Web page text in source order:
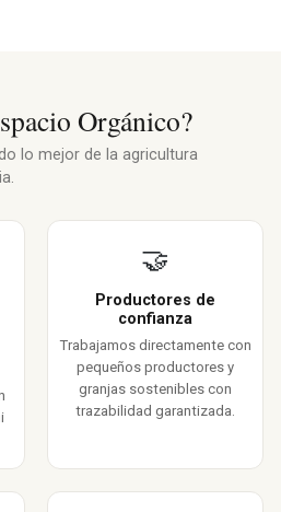
Orgánico?
lo mejor de la agricultura
🤝
Productores de
confianza
Trabajamos directamente con
pequeños productores y
granjas sostenibles con
trazabilidad garantizada.